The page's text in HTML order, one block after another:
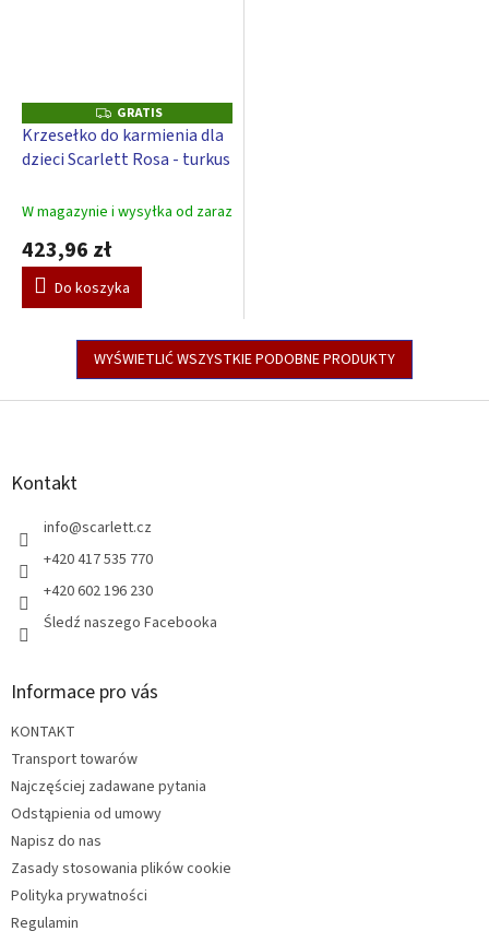
G
R
A
T
GRATIS
Krzesełko do karmienia dla
dzieci Scarlett Rosa - turkus
W magazynie i wysyłka od zaraz
423,96 zł
Do koszyka
WYŚWIETLIĆ WSZYSTKIE PODOBNE PRODUKTY
S
Kontakt
info@scarlett.cz
+420 417 535 770
+420 602 196 230
Śledź naszego Facebooka
Informace pro vás
KONTAKT
Transport towarów
Najczęściej zadawane pytania
Odstąpienia od umowy
Napisz do nas
Zasady stosowania plików cookie
Polityka prywatności
Regulamin